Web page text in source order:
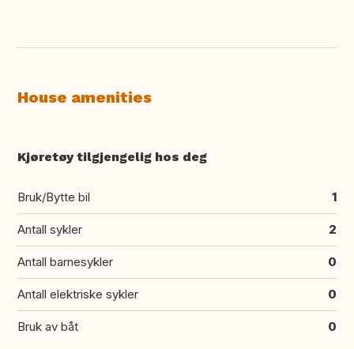
House amenities
Kjøretøy tilgjengelig hos deg
Bruk/Bytte bil 1
Antall sykler 2
Antall barnesykler 0
Antall elektriske sykler 0
Bruk av båt 0